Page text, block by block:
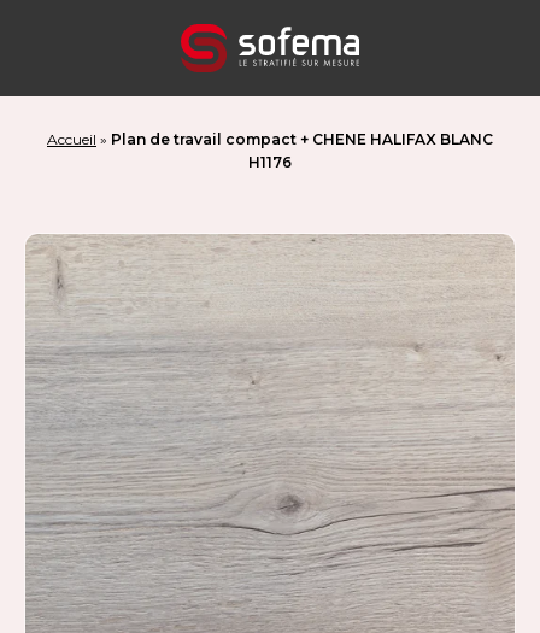
Accueil » Plan de travail compact + CHENE HALIFAX BLANC
H1176